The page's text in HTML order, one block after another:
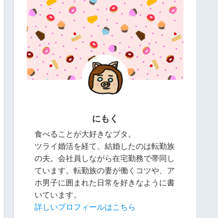
にもく
食べることが大好きなブタ。
ツライ婚活を経て、結婚したのは転勤族
の夫。会社員しながら在宅勤務で帯同し
ています。転勤族の妻が働くコツや、ア
ホ男子に囲まれた日常を好きなように書
いています。
詳しいプロフィールはこちら